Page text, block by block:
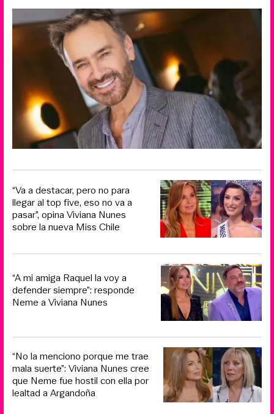
“Va a destacar, pero no para
llegar al top five, eso no va a
pasar”, opina Viviana Nunes
sobre la nueva Miss Chile
“A mi amiga Raquel la voy a
defender siempre”: responde
Neme a Viviana Nunes
“No la menciono porque me trae
mala suerte”: Viviana Nunes cree
que Neme fue hostil con ella por
lealtad a Argandoña